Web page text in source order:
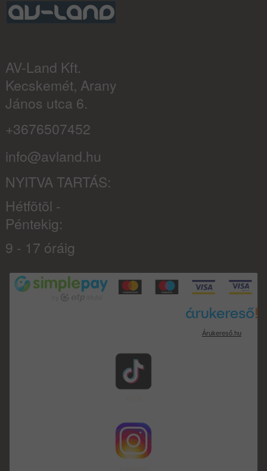
AV-Land Kft.
Kecskemét, Arany
János utca 6.
+3676507452
info@avland.hu
NYITVA TARTÁS:
Hétfõtõl -
Péntekig:
9 - 17 óráig
Árukereső.hu